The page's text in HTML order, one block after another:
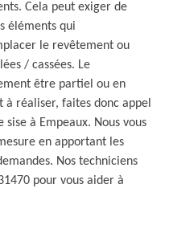
Cela peut exiger de
éléments qui
le revêtement ou
/ cassées. Le
être partiel ou en
réaliser, faites donc appel
à Empeaux. Nous vous
en apportant les
Nos techniciens
pour vous aider à